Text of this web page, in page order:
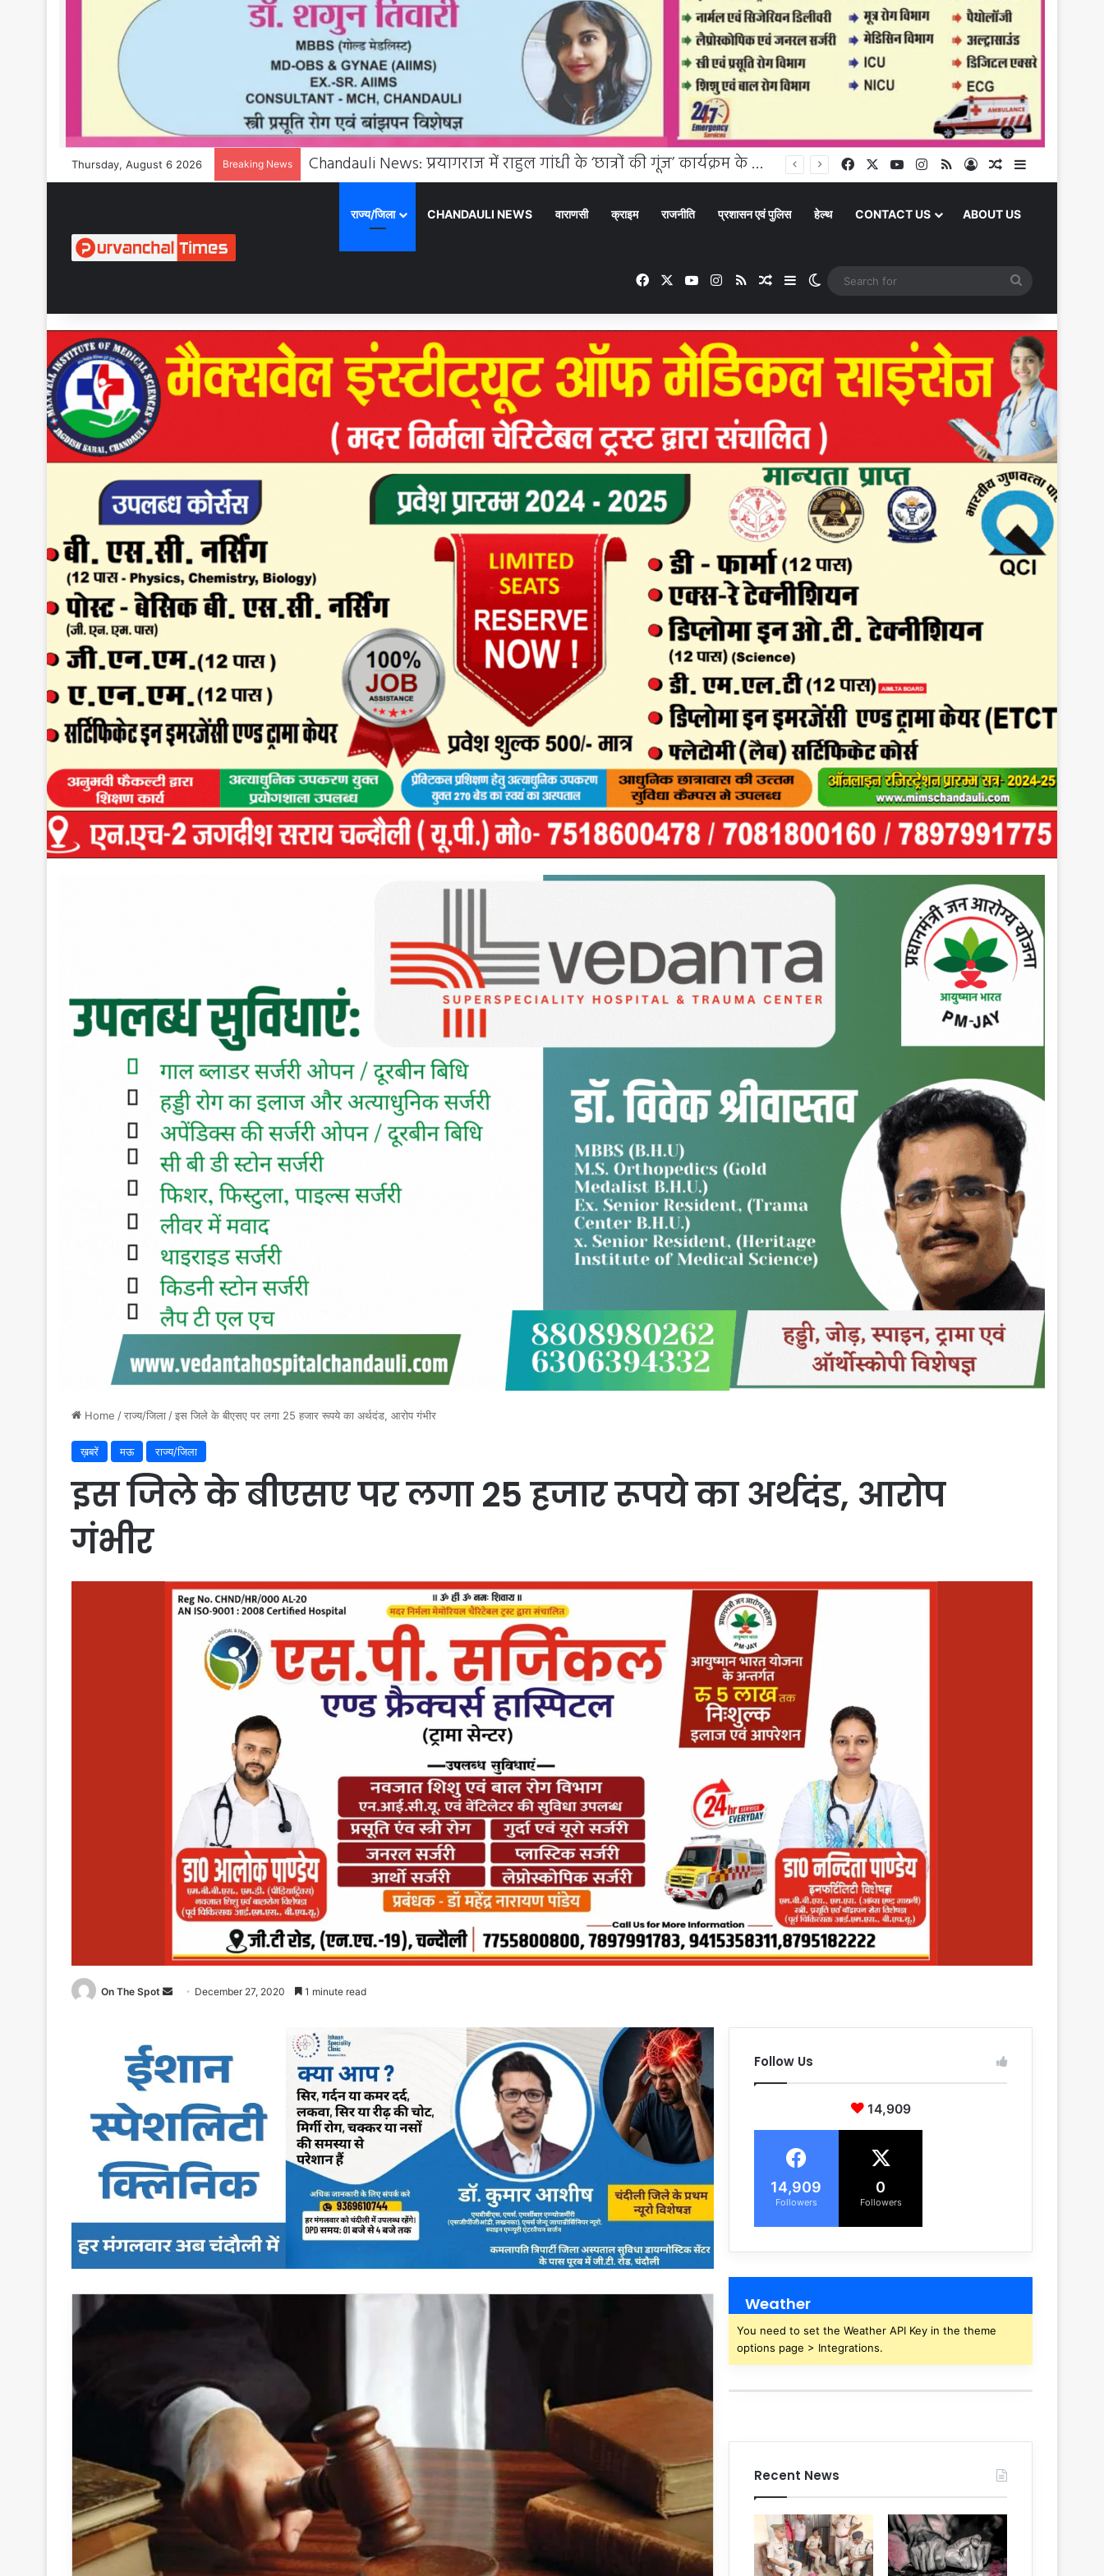
Thursday, August 6 2026 Breaking News FacebookYouTubeInstagram
RSSLog InRandom Article
Sidebar
राज्य/जिला CHANDAULI NEWS वाराणसी क्राइम राजनीति प्रशासन एवं पुलिस हेल्थ CONTACT US ABOUT US
FacebookYouTubeInstagram
RSSRandom Article
SidebarSwitch skin
Home /राज्य/जिला /इस जिले के बीएसए पर लगा 25 हजार रूपये का अर्थदंड, आरोप गंभीर
ख़बरें मऊ राज्य/जिला
इस जिले के बीएसए पर लगा 25 हजार रूपये का अर्थदंड, आरोप
गंभीर
On The Spot
Send December 27, 2020 1 minute read
Follow Us
14,909
14,909
Followers
0
Followers
Weather
You need to set the Weather API Key in the theme
options page > Integrations.
Recent News